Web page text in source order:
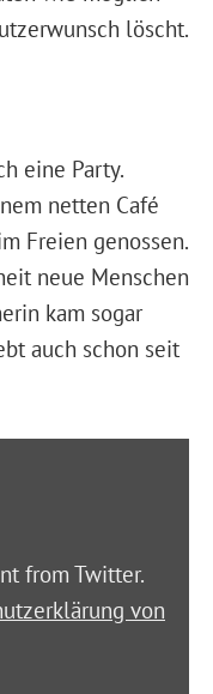
löscht.
eine Party.
netten Café
Freien genossen.
neue Menschen
kam sogar
auch schon seit
from Twitter.
von